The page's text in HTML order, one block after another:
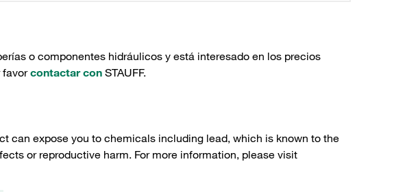
o componentes hidráulicos y está interesado en los precios
favorcontactar conSTAUFF.
can expose you to chemicals including lead, which is known to the
or reproductive harm. For more information, please visit